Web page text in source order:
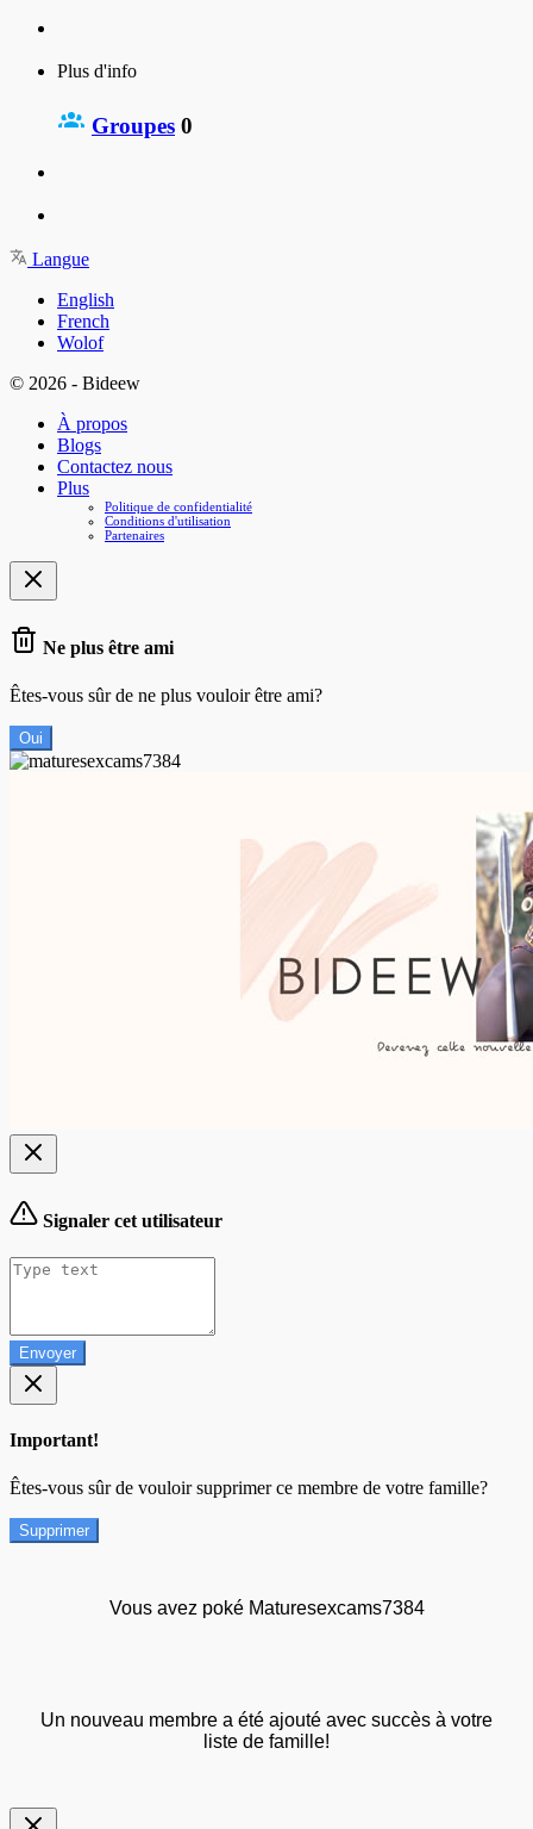
Plus d'info
Groupes 0
Langue
English
French
Wolof
© 2026 - Bideew
À propos
Blogs
Contactez nous
Plus
Politique de confidentialité
Conditions d'utilisation
Partenaires
Ne plus être ami
Êtes-vous sûr de ne plus vouloir être ami?
Oui
Signaler cet utilisateur
Envoyer
Important!
Êtes-vous sûr de vouloir supprimer ce membre de votre famille?
Supprimer
Vous avez poké Maturesexcams7384
Un nouveau membre a été ajouté avec succès à votre
liste de famille!